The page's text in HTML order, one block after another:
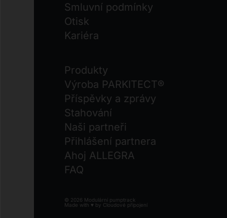
Smluvní podmínky
Otisk
Kariéra
Produkty
Výroba PARKITECT®
Příspěvky a zprávy
Stahování
Naši partneři
Přihlášení partnera
Ahoj ALLEGRA
FAQ
© 2026 Modulární pumptrack
Made with ♥ by Cloudové připojení